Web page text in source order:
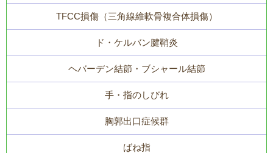
TFCC損傷（三角線維軟骨複合体損傷）
ド・ケルバン腱鞘炎
ヘバーデン結節・ブシャール結節
手・指のしびれ
胸郭出口症候群
ばね指